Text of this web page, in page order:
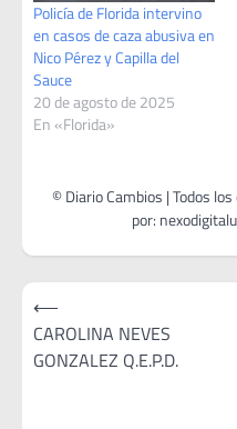
Policía de Florida intervino
en casos de caza abusiva en
Nico Pérez y Capilla del
Sauce
20 de agosto de 2025
En «Florida»
Navegación
de
entradas
⟵
CAROLINA NEVES
GONZALEZ Q.E.P.D.